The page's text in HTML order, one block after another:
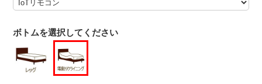
ボトムを選択してください